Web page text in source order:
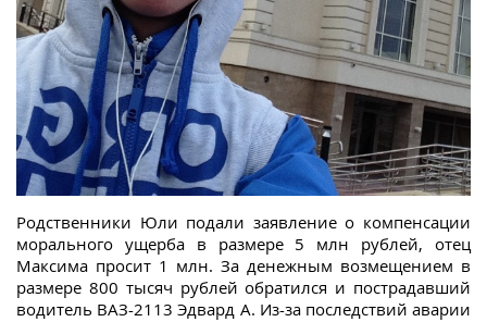
Родственники Юли подали заявление о компенсации
морального ущерба в размере 5 млн рублей, отец
Максима просит 1 млн. За денежным возмещением в
размере 800 тысяч рублей обратился и пострадавший
водитель ВАЗ-2113 Эдвард А. Из-за последствий аварии